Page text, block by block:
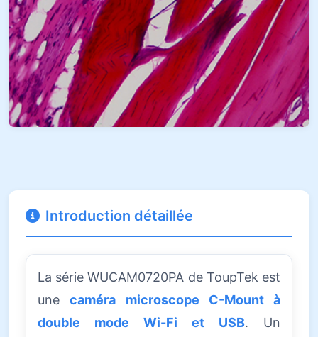
Introduction détaillée
La série WUCAM0720PA de ToupTek est
unecaméra microscope C-Mount à
double mode Wi-Fi et USB. Un